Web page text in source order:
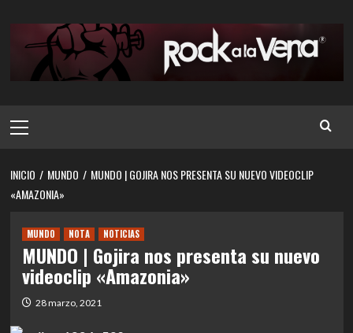
contenido
principal
INICIO MUNDO
MUNDO | GOJIRA NOS PRESENTA SU NUEVO VIDEOCLIP
«AMAZONIA»
MUNDO NOTA NOTICIAS
MUNDO | Gojira nos presenta su nuevo
videoclip «Amazonia»
28 marzo, 2021